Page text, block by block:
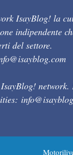
IsayBlog! la
indipendente
del settore.
network.